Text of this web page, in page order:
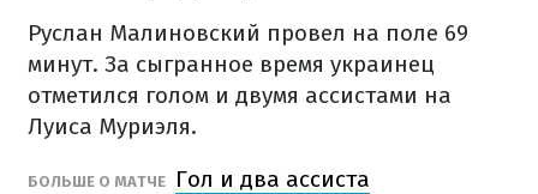
Руслан Малиновский провел на поле 69
минут. За сыгранное время украинец
отметился голом и двумя ассистами на
Луиса Муриэля.
БОЛЬШЕ О МАТЧЕ
Гол и два ассиста